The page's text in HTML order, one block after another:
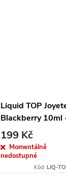
Liquid TOP
Blackberry 10ml
199 Kč
Momentálně
nedostupné
Kód: LIQ-